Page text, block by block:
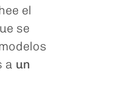
el
se
a un